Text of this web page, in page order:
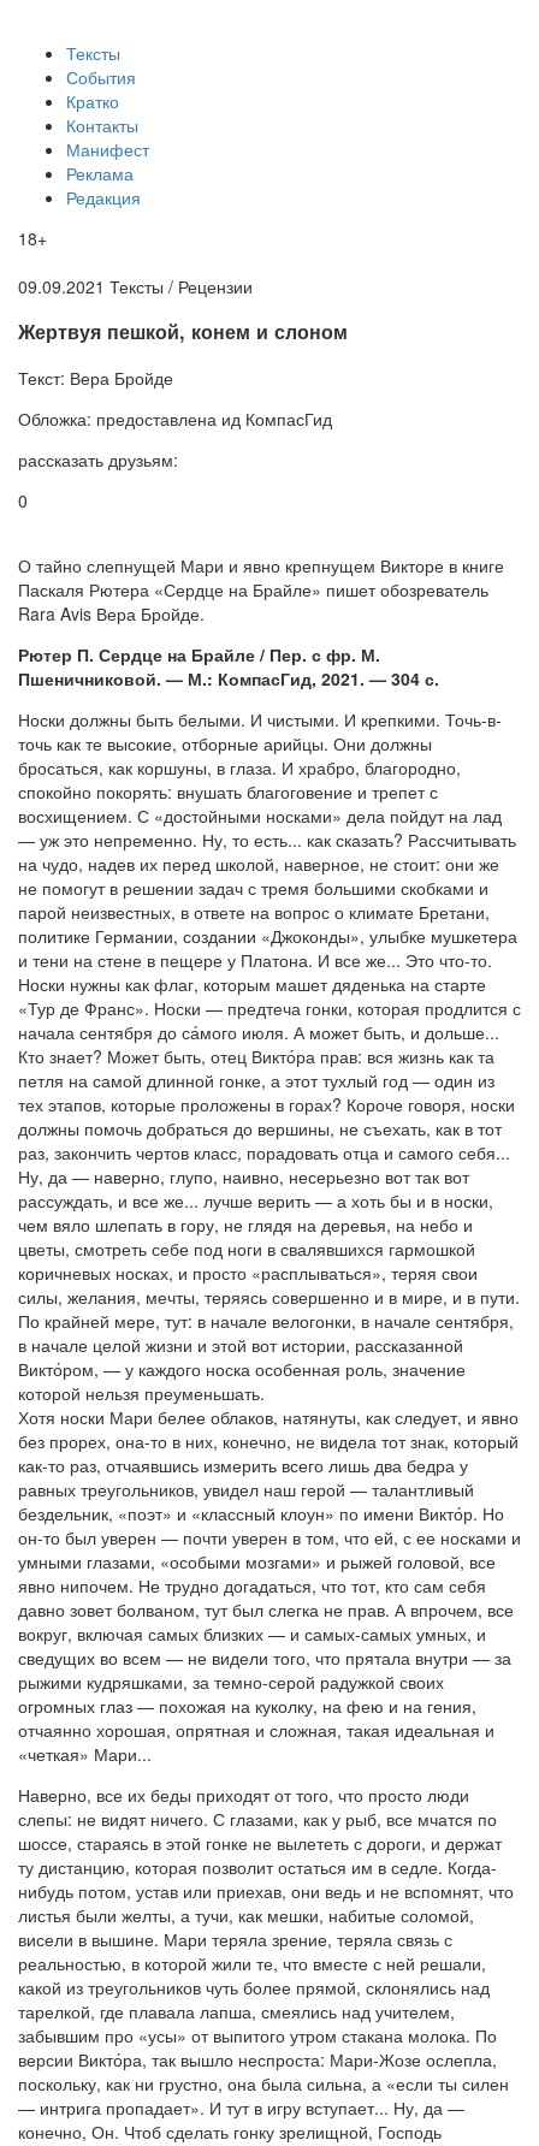
Тексты
События
Кратко
Контакты
Манифест
Реклама
Редакция
18+
09.09.2021 Тексты / Рецензии
​Жертвуя пешкой, конем и слоном
Текст: Вера Бройде
Обложка: предоставлена ид КомпасГид
рассказать друзьям:
0
О тайно слепнущей Мари и явно крепнущем Викторе в книге
Паскаля Рютера «Сердце на Брайле» пишет обозреватель
Rara Avis Вера Бройде.
Рютер П. Сердце на Брайле / Пер. с фр. М.
Пшеничниковой. — М.: КомпасГид, 2021. — 304 с.
Носки должны быть белыми. И чистыми. И крепкими. Точь-в-
точь как те высокие, отборные арийцы. Они должны
бросаться, как коршуны, в глаза. И храбро, благородно,
спокойно покорять: внушать благоговение и трепет с
восхищением. С «достойными носками» дела пойдут на лад
— уж это непременно. Ну, то есть... как сказать? Рассчитывать
на чудо, надев их перед школой, наверное, не стоит: они же
не помогут в решении задач с тремя большими скобками и
парой неизвестных, в ответе на вопрос о климате Бретани,
политике Германии, создании «Джоконды», улыбке мушкетера
и тени на стене в пещере у Платона. И все же... Это что-то.
Носки нужны как флаг, которым машет дяденька на старте
«Тур де Франс». Носки — предтеча гонки, которая продлится с
начала сентября до са́мого июля. А может быть, и дольше...
Кто знает? Может быть, отец Викто́ра прав: вся жизнь как та
петля на самой длинной гонке, а этот тухлый год — один из
тех этапов, которые проложены в горах? Короче говоря, носки
должны помочь добраться до вершины, не съехать, как в тот
раз, закончить чертов класс, порадовать отца и самого себя...
Ну, да — наверно, глупо, наивно, несерьезно вот так вот
рассуждать, и все же... лучше верить — а хоть бы и в носки,
чем вяло шлепать в гору, не глядя на деревья, на небо и
цветы, смотреть себе под ноги в свалявшихся гармошкой
коричневых носках, и просто «расплываться», теряя свои
силы, желания, мечты, теряясь совершенно и в мире, и в пути.
По крайней мере, тут: в начале велогонки, в начале сентября,
в начале целой жизни и этой вот истории, рассказанной
Викто́ром, — у каждого носка особенная роль, значение
которой нельзя преуменьшать.
Хотя носки Мари белее облаков, натянуты, как следует, и явно
без прорех, она-то в них, конечно, не видела тот знак, который
как-то раз, отчаявшись измерить всего лишь два бедра у
равных треугольников, увидел наш герой — талантливый
бездельник, «поэт» и «классный клоун» по имени Викто́р. Но
он-то был уверен — почти уверен в том, что ей, с ее носками и
умными глазами, «особыми мозгами» и рыжей головой, все
явно нипочем. Не трудно догадаться, что тот, кто сам себя
давно зовет болваном, тут был слегка не прав. А впрочем, все
вокруг, включая самых близких — и самых-самых умных, и
сведущих во всем — не видели того, что прятала внутри — за
рыжими кудряшками, за темно-серой радужкой своих
огромных глаз — похожая на куколку, на фею и на гения,
отчаянно хорошая, опрятная и сложная, такая идеальная и
«четкая» Мари...
Наверно, все их беды приходят от того, что просто люди
слепы: не видят ничего. С глазами, как у рыб, все мчатся по
шоссе, стараясь в этой гонке не вылететь с дороги, и держат
ту дистанцию, которая позволит остаться им в седле. Когда-
нибудь потом, устав или приехав, они ведь и не вспомнят, что
листья были желты, а тучи, как мешки, набитые соломой,
висели в вышине. Мари теряла зрение, теряла связь с
реальностью, в которой жили те, что вместе с ней решали,
какой из треугольников чуть более прямой, склонялись над
тарелкой, где плавала лапша, смеялись над учителем,
забывшим про «усы» от выпитого утром стакана молока. По
версии Викто́ра, так вышло неспроста: Мари-Жозе ослепла,
поскольку, как ни грустно, она была сильна, а «если ты силен
— интрига пропадает». И тут в игру вступает... Ну, да —
конечно, Он. Чтоб сделать гонку зрелищной, Господь